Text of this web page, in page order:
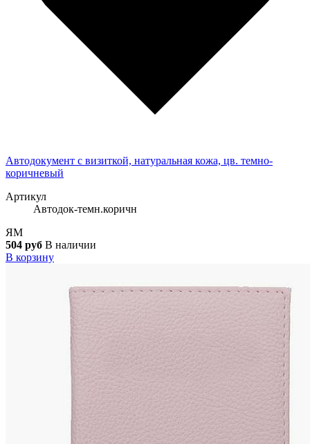
Автодокумент с визиткой, натуральная кожа, цв. темно-
коричневый
Артикул
Автодок-темн.коричн
ЯМ
504 руб В наличии
В корзину